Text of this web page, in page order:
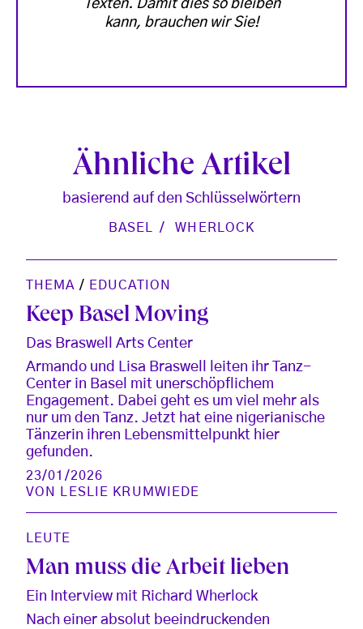
Texten. Damit dies so bleiben
kann, brauchen wir Sie!
Ähnliche Artikel
basierend auf den Schlüsselwörtern
BASEL WHERLOCK
THEMA / EDUCATION
Keep Basel Moving
Das Braswell Arts Center
Armando und Lisa Braswell leiten ihr Tanz-
Center in Basel mit unerschöpflichem
Engagement. Dabei geht es um viel mehr als
nur um den Tanz. Jetzt hat eine nigerianische
Tänzerin ihren Lebensmittelpunkt hier
gefunden.
23/01/2026
VON
LESLIE KRUMWIEDE
LEUTE
Man muss die Arbeit lieben
Ein Interview mit Richard Wherlock
Nach einer absolut beeindruckenden